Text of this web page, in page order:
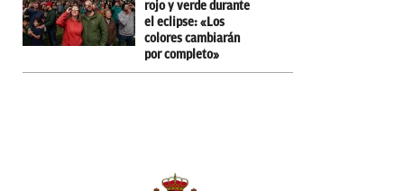
rojo y verde durante
el eclipse: «Los
colores cambiarán
por completo»